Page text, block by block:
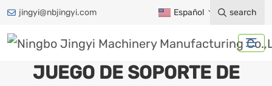
jingyi@nbjingyi.com Español search
JUEGO DE SOPORTE DE